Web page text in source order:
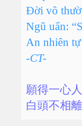
Đời vô
Ngũ uẩn:
An nhiên
-CT-
願得一心
白頭不相